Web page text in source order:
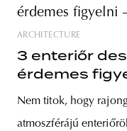
ARCHITECTURE
3 enteriőr
érdemes
Nem titok, hogy
atmoszférájú